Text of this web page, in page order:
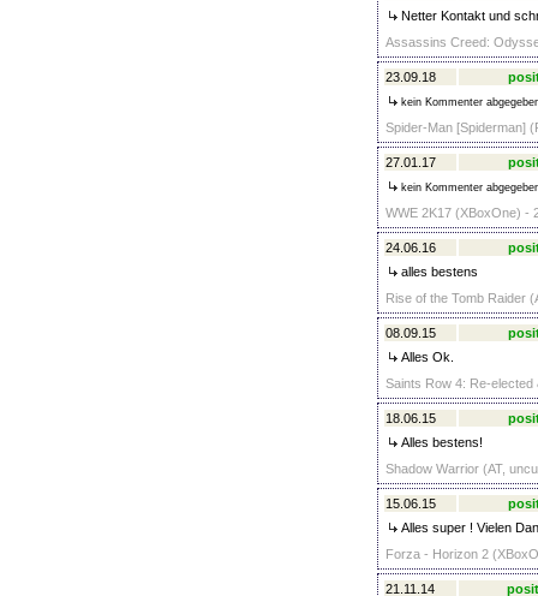
Netter Kontakt und
Assassins Creed:
23.09.18
kein Kommenter
Spider-Man [Spiderman]
27.01.17
kein Kommenter
WWE 2K17 (XBoxOne) -
24.06.16
alles bestens
Rise of the Tomb Raider
08.09.15
Alles Ok.
Saints Row 4: Re-
18.06.15
Alles bestens!
Shadow Warrior (AT,
15.06.15
Alles super ! Vielen
Forza - Horizon 2
21.11.14